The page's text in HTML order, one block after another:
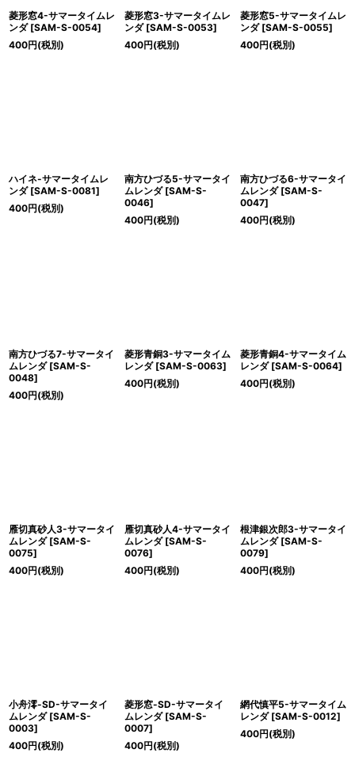
菱形窓4-サマータイムレ
ンダ [SAM-S-0054]
400円(税別)
菱形窓3-サマータイムレ
ンダ [SAM-S-0053]
400円(税別)
菱形窓5-サマータイムレ
ンダ [SAM-S-0055]
400円(税別)
ハイネ-サマータイムレ
ンダ [SAM-S-0081]
400円(税別)
南方ひづる5-サマータイ
ムレンダ [SAM-S-
0046]
400円(税別)
南方ひづる6-サマータイ
ムレンダ [SAM-S-
0047]
400円(税別)
南方ひづる7-サマータイ
ムレンダ [SAM-S-
0048]
400円(税別)
菱形青銅3-サマータイム
レンダ [SAM-S-0063]
400円(税別)
菱形青銅4-サマータイム
レンダ [SAM-S-0064]
400円(税別)
雁切真砂人3-サマータイ
ムレンダ [SAM-S-
0075]
400円(税別)
雁切真砂人4-サマータイ
ムレンダ [SAM-S-
0076]
400円(税別)
根津銀次郎3-サマータイ
ムレンダ [SAM-S-
0079]
400円(税別)
小舟澪-SD-サマータイ
ムレンダ [SAM-S-
0003]
400円(税別)
菱形窓-SD-サマータイ
ムレンダ [SAM-S-
0007]
400円(税別)
網代慎平5-サマータイム
レンダ [SAM-S-0012]
400円(税別)